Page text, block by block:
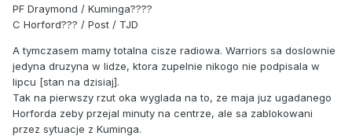
PF Draymond / Kuminga????
C Horford??? / Post / TJD
A tymczasem mamy totalna cisze radiowa. Warriors sa doslownie
jedyna druzyna w lidze, ktora zupelnie nikogo nie podpisala w
lipcu [stan na dzisiaj].
Tak na pierwszy rzut oka wyglada na to, ze maja juz ugadanego
Horforda zeby przejal minuty na centrze, ale sa zablokowani
przez sytuacje z Kuminga.